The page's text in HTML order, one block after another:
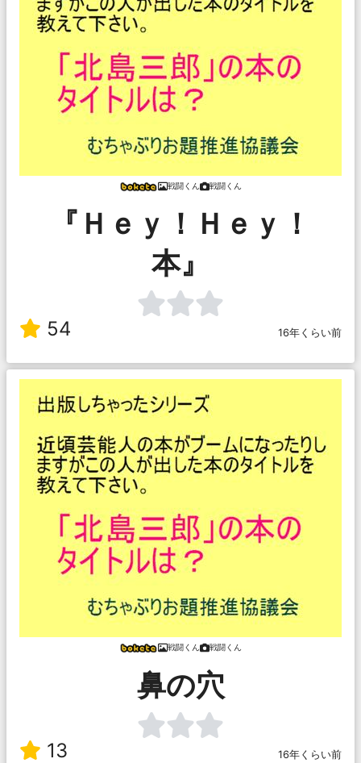
戦闘くん 戦闘くん
『Ｈｅｙ！Ｈｅｙ！
本』
54 16年くらい前
戦闘くん 戦闘くん
鼻の穴
13 16年くらい前